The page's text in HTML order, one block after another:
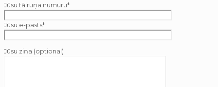
Jūsu tālruņa numuru*
Jūsu e-pasts*
Jūsu ziņa (optional)